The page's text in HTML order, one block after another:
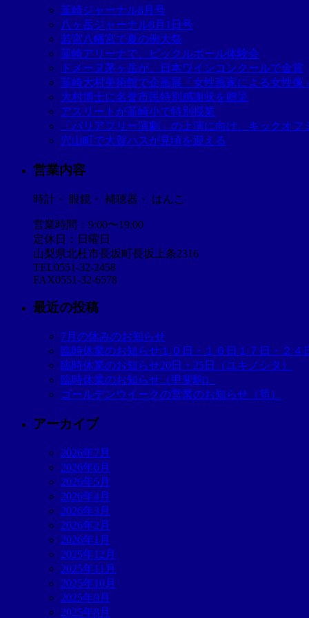
韮崎ジャーナル8月号
八ヶ岳ジャーナル8月1日号
若宮八幡宮で夏の例大祭
韮崎アリーナで、ピックルボール体験会
ドメーヌ茅ヶ岳が、日本ワインコンクールで金賞
韮崎大村美術館で企画展「女性画家による女性像
大村博士に名誉市民特別感謝状を贈呈
アスリートが韮崎小で特別授業
「バリアフリー演劇」の上演に向け、キックオフ
穴山町で大賀ハスが見頃を迎える
営業内容
時計・ 眼鏡・ 補聴器・ はんこ
営業時間：9:00〜19:00
定休日：日曜日
山梨県北杜市長坂町長坂上条2316
TEL0551-32-2458
FAX0551-32-6578
最近の投稿
7月の休みのお知らせ
臨時休業のお知らせ１０日・１６日１７日・２４
臨時休業のお知らせ20日・25日（ユキノシタ）
臨時休業のお知らせ（甲斐駒）
ゴールデンウイークの営業のお知らせ（筍）
アーカイブ
2026年7月
2026年6月
2026年5月
2026年4月
2026年3月
2026年2月
2026年1月
2025年12月
2025年11月
2025年10月
2025年9月
2025年8月